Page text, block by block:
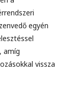
egyén
amíg
vissza